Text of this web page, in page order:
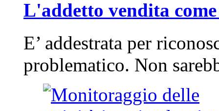
L'addetto vendita
E’ addestrata per
problematico. Non